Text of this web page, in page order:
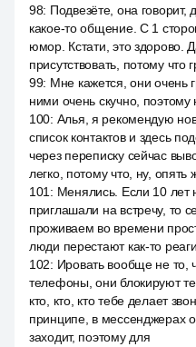
98: Подвезёте, она говорит,
какое-то общение. С 1
юмор. Кстати, это здорово.
присутствовать, потому что
99: Мне кажется, они очень
ними очень скучно, поэтому
100: Алья, я рекомендую
список контактов и здесь
через переписку сейчас
легко, потому что, ну, опять
101 : Менялись. Если 10 лет
приглашали на встречу, то
проживаем во времени
люди перестают как-то реаги.
102: Ировать вообще не то,
телефоны, они блокируют
кто, кто, кто тебе делает
принципе, в мессенджерах
заходит, поэтому для